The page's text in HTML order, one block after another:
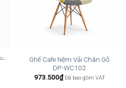
Ghế Cafe Nệm Vải Chân Gỗ
DP-WC102
973.500₫ Đã bao gồm VAT